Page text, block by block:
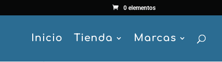
0 elementos
Inicio Tienda Marcas